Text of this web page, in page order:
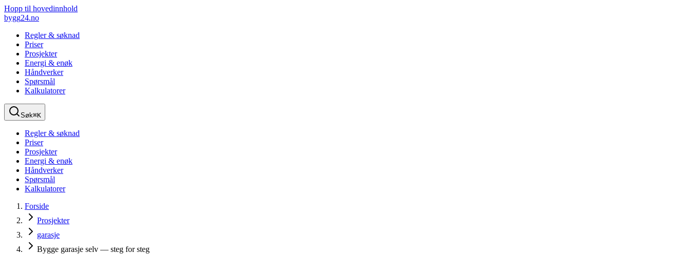
Hopp til hovedinnhold
bygg24.no
Regler & søknad
Priser
Prosjekter
Energi & enøk
Håndverker
Spørsmål
Kalkulatorer
Søk⌘K
Regler & søknad
Priser
Prosjekter
Energi & enøk
Håndverker
Spørsmål
Kalkulatorer
Forside
Prosjekter
garasje
Bygge garasje selv — steg for steg